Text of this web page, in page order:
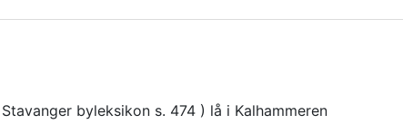
byleksikon s. 474 ) lå i Kalhammeren